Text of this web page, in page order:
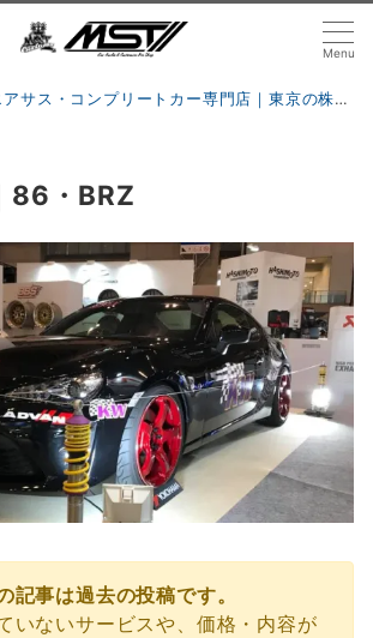
Menu
カーオーディオ・エアサス・コンプリートカー専門店｜東京の株式会社 MST
86・BRZ
記事は過去の投稿です。
いないサービスや、価格・内容が